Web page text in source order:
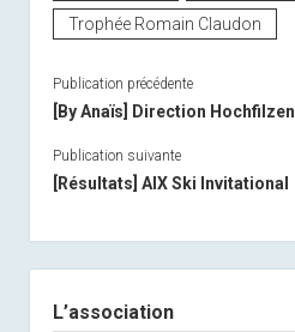
Trophée Romain Claudon
Publication précédente
[By Anaïs] Direction Hochfilzen
Publication suivante
[Résultats] AIX Ski Invitational
L’association